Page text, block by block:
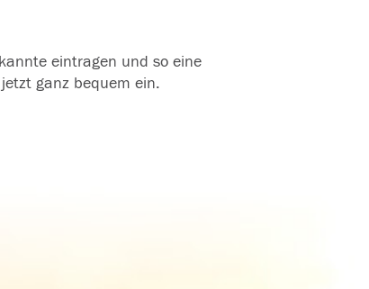
eintragen und so eine
ganz bequem ein.